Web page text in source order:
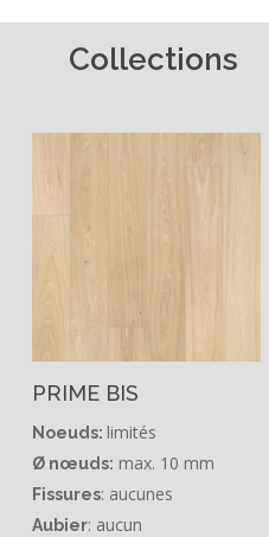
Collections
PRIME BIS
Noeuds: limités
Ø nœuds: max. 10 mm
Fissures: aucunes
Aubier: aucun